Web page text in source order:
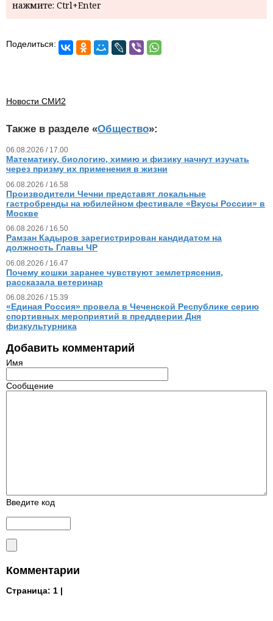
нажмите: Ctrl+Enter
Поделиться:
Новости СМИ2
Также в разделе «Общество»:
06.08.2026 / 17.00
Математику, биологию, химию и физику начнут изучать
через призму их применения в жизни
06.08.2026 / 16.58
Производители Чечни представят локальные
гастробренды на юбилейном фестивале «Вкусы России» в
Москве
06.08.2026 / 16.50
Рамзан Кадыров зарегистрирован кандидатом на
должность Главы ЧР
06.08.2026 / 16.47
Почему кошки заранее чувствуют землетрясения,
рассказала ветеринар
06.08.2026 / 15.39
«Единая Россия» провела в Чеченской Республике серию
спортивных мероприятий в преддверии Дня
физкультурника
Добавить комментарий
Имя
Сообщение
Введите код
Комментарии
Страница: 1 |